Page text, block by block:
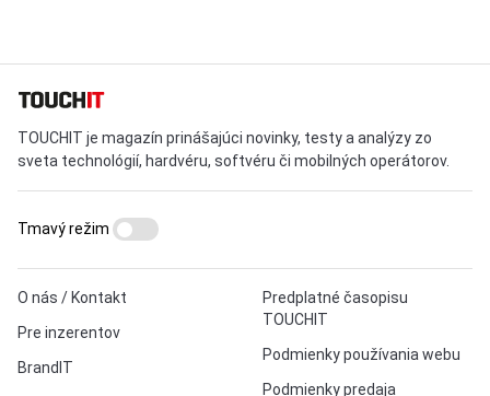
TOUCHIT je magazín prinášajúci novinky, testy a analýzy zo
sveta technológií, hardvéru, softvéru či mobilných operátorov.
O nás / Kontakt
Pre inzerentov
BrandIT
Predplatné časopisu
TOUCHIT
Podmienky používania webu
Podmienky predaja
Tmavý režim